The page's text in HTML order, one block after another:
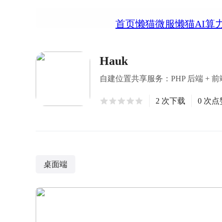
首页懒猫微服懒猫AI算
Hauk
自建位置共享服务：PHP 后端 +
2 次下载 0 次点
桌面端